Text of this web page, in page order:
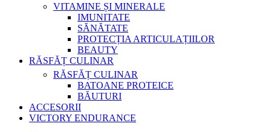
VITAMINE ȘI MINERALE
IMUNITATE
SĂNĂTATE
PROTECȚIA ARTICULAȚIILOR
BEAUTY
RĂSFĂȚ CULINAR
RĂSFĂȚ CULINAR
BATOANE PROTEICE
BĂUTURI
ACCESORII
VICTORY ENDURANCE